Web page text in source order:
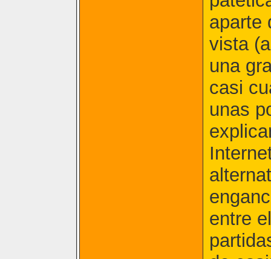
aparte
vista
una
casi
unas
entre